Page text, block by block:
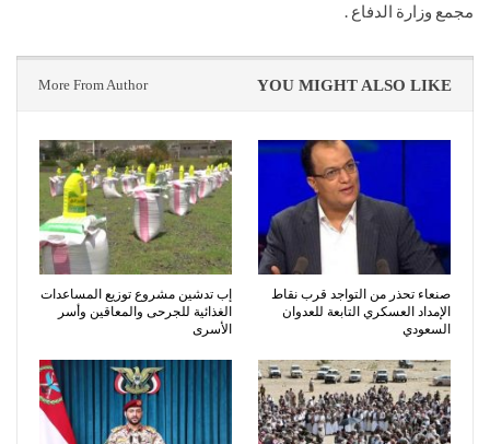
مجمع وزارة الدفاع .
YOU MIGHT ALSO LIKE
More From Author
صنعاء تحذر من التواجد قرب نقاط
الإمداد العسكري التابعة للعدوان
السعودي
إب تدشين مشروع توزيع المساعدات
الغذائية للجرحى والمعاقين وأسر
الأسرى